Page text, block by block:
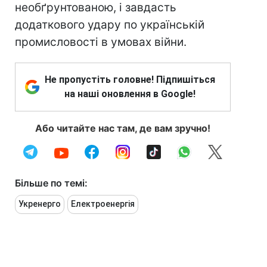
необґрунтованою, і завдасть
додаткового удару по українській
промисловості в умовах війни.
Не пропустіть головне! Підпишіться
на наші оновлення в Google!
Або читайте нас там, де вам зручно!
Більше по темі:
Укренерго Електроенергія